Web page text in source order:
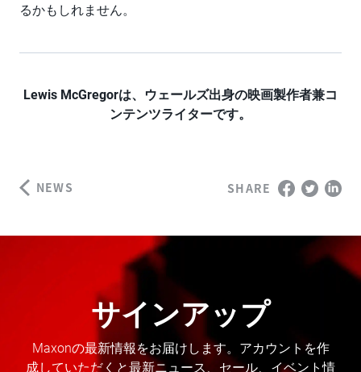
るかもしれません。
Lewis McGregorは、ウェールズ出身の映画製作者兼コ
ンテンツライターです。
NEWS SHARE
サインアップ
Maxonの最新情報をお届けします。アカウントを作
成していただくと最新ニュース、セール、イベント情